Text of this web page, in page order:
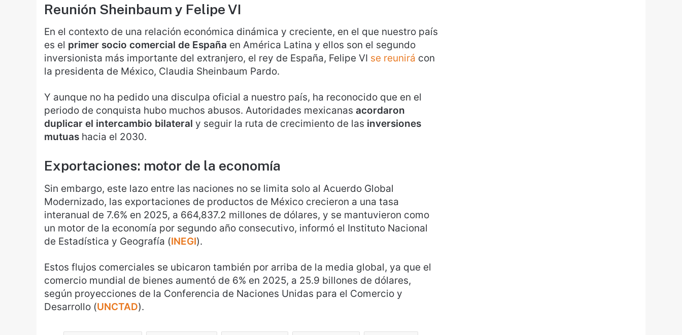
Reunión Sheinbaum y Felipe VI
En el contexto de una relación económica dinámica y creciente, en el que nuestro país
es el primer socio comercial de España en América Latina y ellos son el segundo
inversionista más importante del extranjero, el rey de España, Felipe VI se reunirá con
la presidenta de México, Claudia Sheinbaum Pardo.
Y aunque no ha pedido una disculpa oficial a nuestro país, ha reconocido que en el
periodo de conquista hubo muchos abusos. Autoridades mexicanas acordaron
duplicar el intercambio bilateral y seguir la ruta de crecimiento de las inversiones
mutuas hacia el 2030.
Exportaciones: motor de la economía
Sin embargo, este lazo entre las naciones no se limita solo al Acuerdo Global
Modernizado, las exportaciones de productos de México crecieron a una tasa
interanual de 7.6% en 2025, a 664,837.2 millones de dólares, y se mantuvieron como
un motor de la economía por segundo año consecutivo, informó el Instituto Nacional
de Estadística y Geografía (INEGI).
Estos flujos comerciales se ubicaron también por arriba de la media global, ya que el
comercio mundial de bienes aumentó de 6% en 2025, a 25.9 billones de dólares,
según proyecciones de la Conferencia de Naciones Unidas para el Comercio y
Desarrollo (UNCTAD).